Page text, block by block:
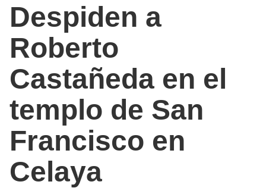
Despiden a
Roberto
Castañeda en el
templo de San
Francisco en
Celaya